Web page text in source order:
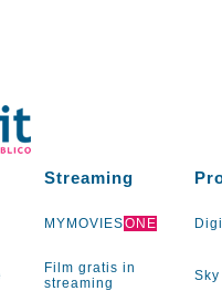
Streaming
MYMOVIESONE
Film gratis in
streaming
Sky